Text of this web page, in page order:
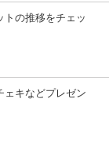
トの推移をチェッ
ェキなどプレゼン